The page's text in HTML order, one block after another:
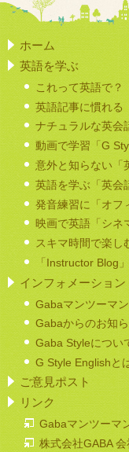
ホーム
英語を学ぶ
これって英語で？
英語記事に慣れる
ナチュラルな英会
動画で学習「G
意外と知らない「
英語を学ぶ「英会
発音練習に「オフ
映画で英語「シネ
スキマ時間で楽し
「Instructor Blog」
インフォメーション
Gabaマンツーマ
Gabaからのお知
Gaba Styleについ
G Style Englishと
ご意見ポスト
リンク
Gabaマンツーマ
株式会社GABA 会